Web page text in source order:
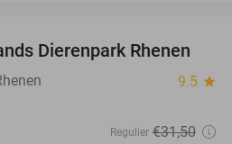
19%
Dierenpark Rhenen
9.5 star
Regulier €31,50